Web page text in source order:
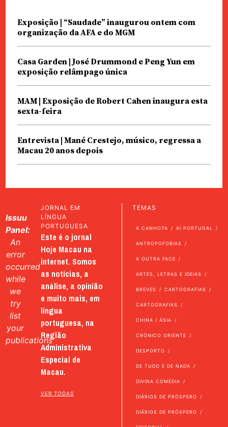
Exposição | “Saudade” inaugurou ontem com
organização da AFA e do MGM
Casa Garden | José Drummond e Peng Yun em
exposição relâmpago única
MAM | Exposição de Robert Cahen inaugura esta
sexta-feira
Entrevista | Mané Crestejo, músico, regressa a
Macau 20 anos depois
Issuu
Panel:
An
error
occurred
while
we
try
list
your
publications
JORNAL EM
LÍNGUA
PORTUGUESA
Este é o jornal
Hoje Macau na
internet. Somos
as notícias, a
análise, a opinião
e muito mais, em
língua
portuguesa, na
Região
Administrativa
Especial de
Macau.
VER TODAS
TEMAS
A CANHOTA AI PORTUGAL
ANTROPOFOBIAS
A OUTRA FACE
ARTES, LETRAS E IDEIAS
BREVES CARTOGRAFIAS
CARTOGRAFIAS
CHINA / ÁSIA
CRÓNICO ORIENTE
DESPORTO
DE TUDO E DE NADA
DIVINA COMÉDIA
DIÁRIOS DE PRÓSPERO
DIÁRIOS DE PRÓSPERO